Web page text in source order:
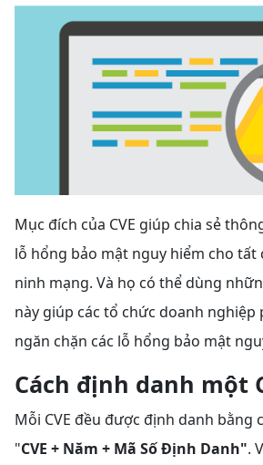
Mục đích của CVE giúp chia sẻ
lỗ hổng bảo mật nguy hiểm cho tất
ninh mạng. Và họ có thể dùng
này giúp các tổ chức doanh nghiệp
ngăn chặn các lỗ hổng bảo mật
Cách định danh một
Mỗi CVE đều được định danh bằng
"CVE + Năm + Mã Số Định Danh".